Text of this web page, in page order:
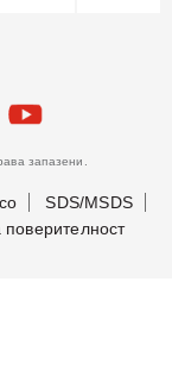
запазени.
SDS/MSDS